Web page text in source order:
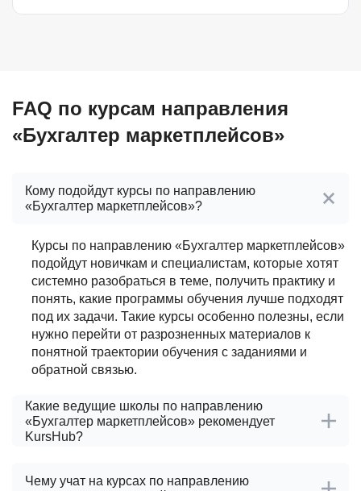
FAQ по курсам направления
«Бухгалтер маркетплейсов»
Кому подойдут курсы по направлению
«Бухгалтер маркетплейсов»?
Курсы по направлению «Бухгалтер маркетплейсов»
подойдут новичкам и специалистам, которые хотят
системно разобраться в теме, получить практику и
понять, какие программы обучения лучше подходят
под их задачи. Такие курсы особенно полезны, если
нужно перейти от разрозненных материалов к
понятной траектории обучения с заданиями и
обратной связью.
Какие ведущие школы по направлению
«Бухгалтер маркетплейсов» рекомендует
KursHub?
Чему учат на курсах по направлению